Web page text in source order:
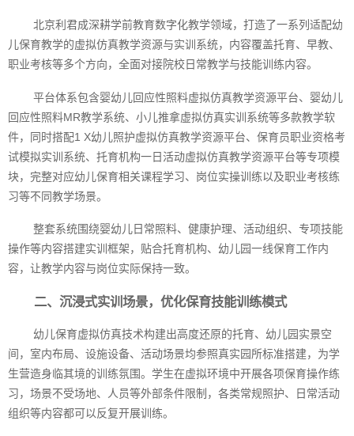
北京利君成深耕学前教育数字化教学领域，打造了一系列适配幼
儿保育教学的虚拟仿真教学资源与实训系统，内容覆盖托育、早教、
职业考核等多个方向，全面对接院校日常教学与技能训练内容。
平台体系包含婴幼儿回应性照料虚拟仿真教学资源平台、婴幼儿
回应性照料MR教学系统、小儿推拿虚拟仿真实训系统等多款教学软
件，同时搭配1 X幼儿照护虚拟仿真教学资源平台、保育员职业资格考
试模拟实训系统、托育机构一日活动虚拟仿真教学资源平台等专项模
块，完整对应幼儿保育相关课程学习、岗位实操训练以及职业考核练
习等不同教学场景。
整套系统围绕婴幼儿日常照料、健康护理、活动组织、专项技能
操作等内容搭建实训框架，贴合托育机构、幼儿园一线保育工作内
容，让教学内容与岗位实际保持一致。
二、沉浸式实训场景，优化保育技能训练模式
幼儿保育虚拟仿真技术构建出高度还原的托育、幼儿园实景空
间，室内布局、设施设备、活动场景均参照真实园所标准搭建，为学
生营造身临其境的训练氛围。学生在虚拟环境中开展各项保育操作练
习，场景不受场地、人员等外部条件限制，各类常规照护、日常活动
组织等内容都可以反复开展训练。